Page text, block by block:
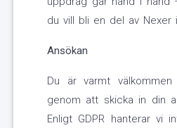
du vill bli en del av Nexer
Ansökan
Du är varmt
genom att skicka in din
Enligt GDPR hanterar vi